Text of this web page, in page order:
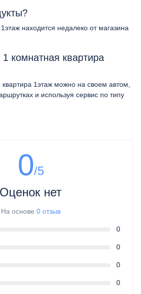
находится недалеко от магазина
комнатная квартира
1этаж можно на своем автом,
и используя сервис по типу
0/5
Оценок нет
На основе 0 отзыв
0
0
0
0